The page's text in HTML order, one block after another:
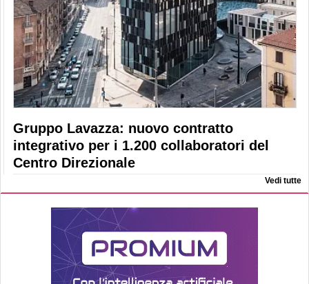
Gruppo Lavazza: nuovo contratto
integrativo per i 1.200 collaboratori del
Centro Direzionale
Vedi tutte